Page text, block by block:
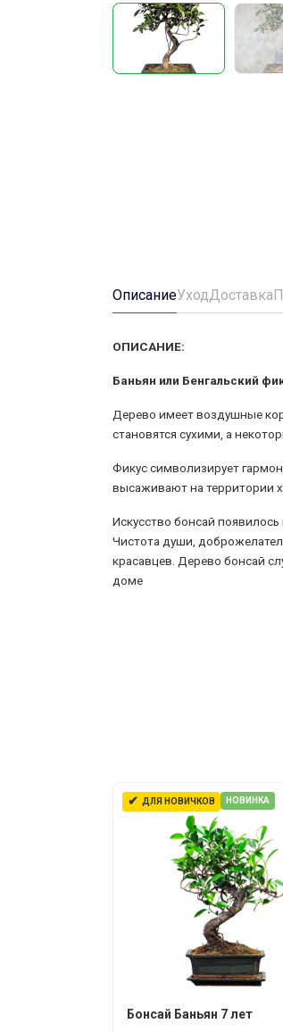
ОписаниеУходДоставка
ОПИСАНИЕ:
Баньян или Бенгальский
Дерево имеет воздушные
становятся сухими, а
Фикус символизирует
высаживают на территории
Искусство бонсай
Чистота души,
красавцев. Дерево бонсай
доме
✔ ДЛЯ НОВИЧКОВ НОВИНКА
Бонсай Баньян 7 лет